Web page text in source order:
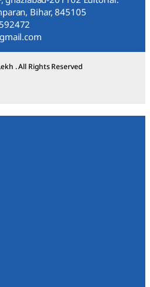
Bihar, 845105
. All Rights Reserved